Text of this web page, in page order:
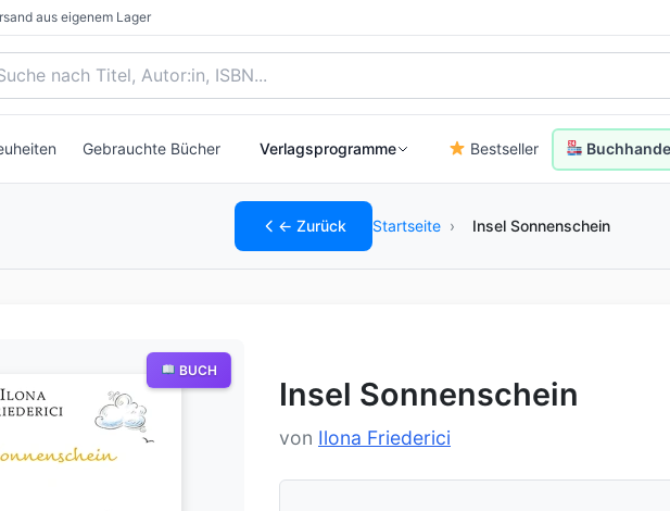
aus eigenem Lager
suchen nach Titel, Autor:in oder ISBN
Gebrauchte Bücher Verlagsprogramme Bestseller
← Zurück Startseite › Insel Sonnenschein
BUCH
Insel Sonnenschein
von Ilona Friederici